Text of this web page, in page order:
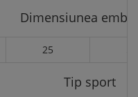
Dimensiunea
25
Tip sport